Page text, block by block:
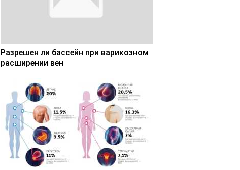
Разрешен ли бассейн при варикозном
расширении вен